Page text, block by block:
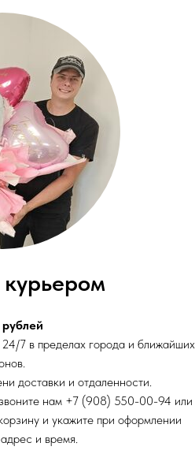
7 в пределах города и ближайших
доставки и отдаленности.
нам +7 (908) 550-00-94 или
и укажите при оформлении
и время.